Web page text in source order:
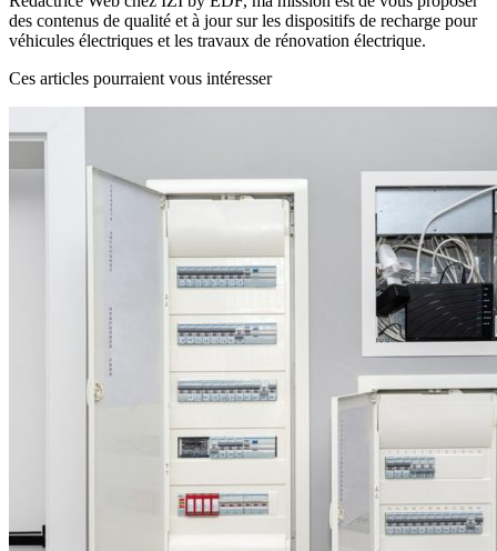
des contenus de qualité et à jour sur les dispositifs de recharge pour
véhicules électriques et les travaux de rénovation électrique.
Ces articles pourraient vous intéresser